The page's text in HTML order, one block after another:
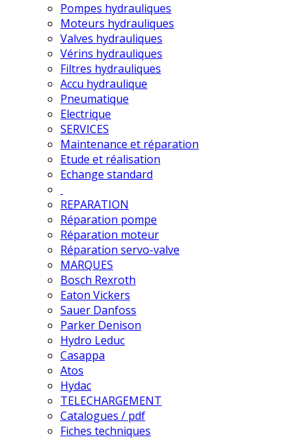
Pompes hydrauliques
Moteurs hydrauliques
Valves hydrauliques
Vérins hydrauliques
Filtres hydrauliques
Accu hydraulique
Pneumatique
Electrique
SERVICES
Maintenance et réparation
Etude et réalisation
Echange standard
REPARATION
Réparation pompe
Réparation moteur
Réparation servo-valve
MARQUES
Bosch Rexroth
Eaton Vickers
Sauer Danfoss
Parker Denison
Hydro Leduc
Casappa
Atos
Hydac
TELECHARGEMENT
Catalogues / pdf
Fiches techniques